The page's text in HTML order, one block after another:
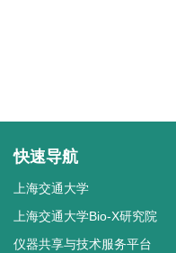
快速导航
上海交通大学
上海交通大学Bio-X研究院
仪器共享与技术服务平台